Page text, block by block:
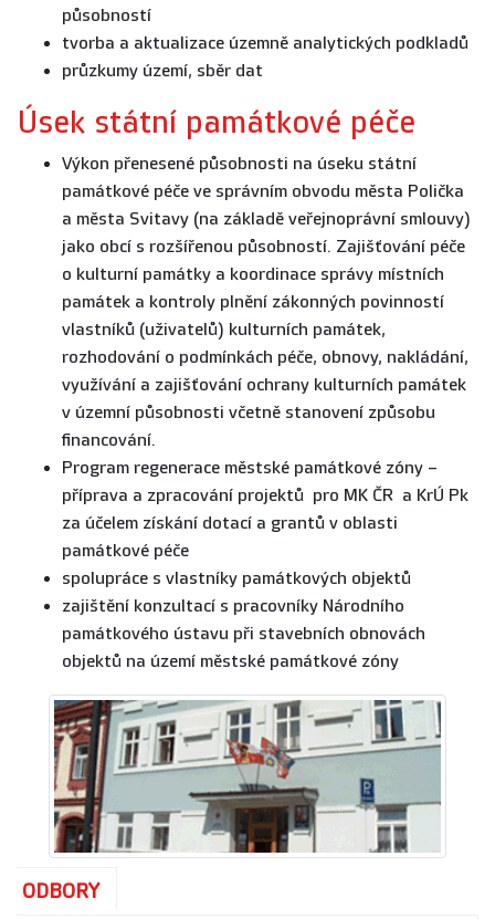
působností
tvorba a aktualizace územně analytických podkladů
průzkumy území, sběr dat
Úsek státní památkové péče
Výkon přenesené působnosti na úseku státní
památkové péče ve správním obvodu města Polička
a města Svitavy (na základě veřejnoprávní smlouvy)
jako obcí s rozšířenou působností. Zajišťování péče
o kulturní památky a koordinace správy místních
památek a kontroly plnění zákonných povinností
vlastníků (uživatelů) kulturních památek,
rozhodování o podmínkách péče, obnovy, nakládání,
využívání a zajišťování ochrany kulturních památek
v územní působnosti včetně stanovení způsobu
financování.
Program regenerace městské památkové zóny –
příprava a zpracování projektů pro MK ČR a KrÚ Pk
za účelem získání dotací a grantů v oblasti
památkové péče
spolupráce s vlastníky památkových objektů
zajištění konzultací s pracovníky Národního
památkového ústavu při stavebních obnovách
objektů na území městské památkové zóny
ODBORY